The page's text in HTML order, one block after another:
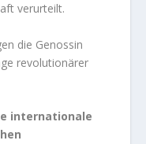
verurteilt.
die Genossin
revolutionärer
internationale